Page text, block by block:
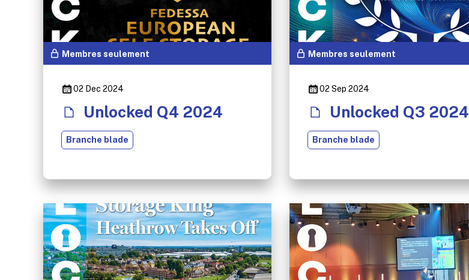
Membres seulement
02 Dec 2024
Unlocked Q4 2024
Branche blade
Membres seulement
02 Sep 2024
Unlocked Q3 2024
Branche blade